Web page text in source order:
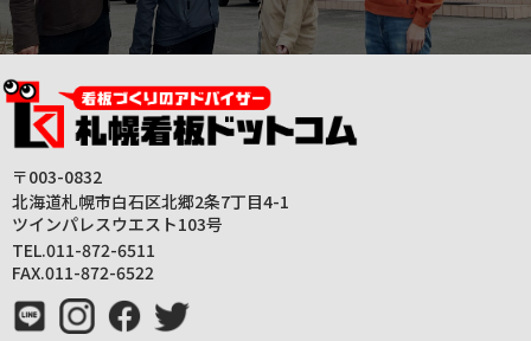
〒003-0832
北海道札幌市白石区北郷2条7丁目4-1
ツインパレスウエスト103号
TEL.011-872-6511
FAX.011-872-6522